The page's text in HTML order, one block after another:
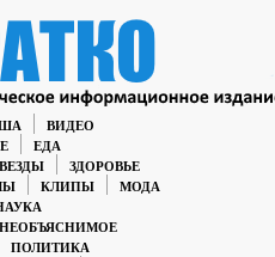
ВИДЕО
ЕДА
ЗДОРОВЬЕ
КЛИПЫ
МОДА
НЕОБЪЯСНИМОЕ
ПОЛИТИКА